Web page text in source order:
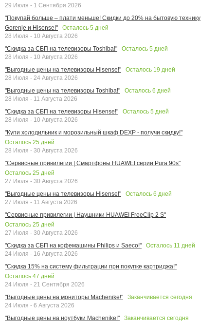
29 Июля - 1 Сентября 2026
"Покупай больше – плати меньше! Скидки до 20% на бытовую технику
Gorenje и Hisense!"
Осталось 5 дней
28 Июля - 10 Августа 2026
"Скидка за СБП на телевизоры Toshiba!"
Осталось 5 дней
28 Июля - 10 Августа 2026
"Выгодные цены на телевизоры Hisense!"
Осталось 19 дней
28 Июля - 24 Августа 2026
"Выгодные цены на телевизоры Toshiba!"
Осталось 6 дней
28 Июля - 11 Августа 2026
"Скидка за СБП на телевизоры Hisense!"
Осталось 5 дней
28 Июля - 10 Августа 2026
"Купи холодильник и морозильный шкаф DEXP - получи скидку!"
Осталось 25 дней
28 Июля - 30 Августа 2026
"Сервисные привилегии | Смартфоны HUAWEI серии Pura 90s"
Осталось 25 дней
27 Июля - 30 Августа 2026
"Выгодные цены на телевизоры Hisense!"
Осталось 6 дней
27 Июля - 11 Августа 2026
"Сервисные привилегии | Наушники HUAWEI FreeClip 2 S"
Осталось 25 дней
27 Июля - 30 Августа 2026
"Скидка за СБП на кофемашины Philips и Saeco!"
Осталось 11 дней
24 Июля - 16 Августа 2026
"Скидка 15% на систему фильтрации при покупке картриджа!"
Осталось 47 дней
24 Июля - 21 Сентября 2026
"Выгодные цены на мониторы Machenike!"
Заканчивается сегодня
24 Июля - 6 Августа 2026
"Выгодные цены на ноутбуки Machenike!"
Заканчивается сегодня